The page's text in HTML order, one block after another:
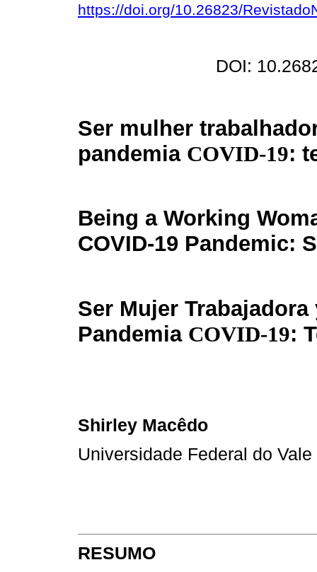
https://doi.org/10.26823/
DOI:
Ser mulher
pandemia COVID-19:
Being a Working
COVID-19 Pandemic:
Ser Mujer
Pandemia COVID-19:
Shirley Macêdo
Universidade Federal do
RESUMO